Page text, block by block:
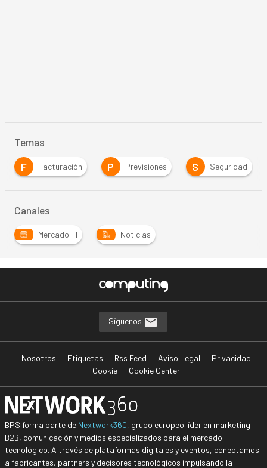
Temas
F
Facturación P Previsiones S Seguridad
Canales
Mercado TI Noticias
Síguenos
Nosotros Etiquetas Rss Feed Aviso Legal
Privacidad
Cookie
Cookie Center
BPS forma parte de Nextwork360, grupo europeo líder en marketing
B2B, comunicación y medios especializados para el mercado
tecnológico. A través de plataformas digitales y eventos, conectamos
a fabricantes, partners y decisores tecnológicos impulsando la